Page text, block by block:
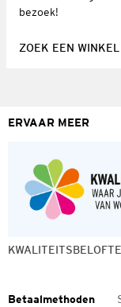
bezoek!
ZOEK EEN WINKEL
ERVAAR MEER
KWALITEITSBELOFTE
Betaalmethoden